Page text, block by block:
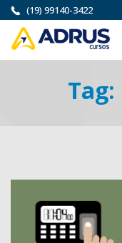
(19) 99140-3422
Tag: